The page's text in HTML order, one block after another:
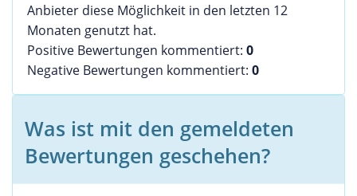
Anbieter diese Möglichkeit in den letzten 12
Monaten genutzt hat.
Positive Bewertungen kommentiert: 0
Negative Bewertungen kommentiert: 0
Was ist mit den gemeldeten
Bewertungen geschehen?